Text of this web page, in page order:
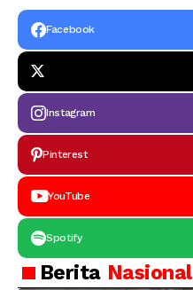
Facebook
Instagram
Pinterest
YouTube
Spotify
Berita Nasional